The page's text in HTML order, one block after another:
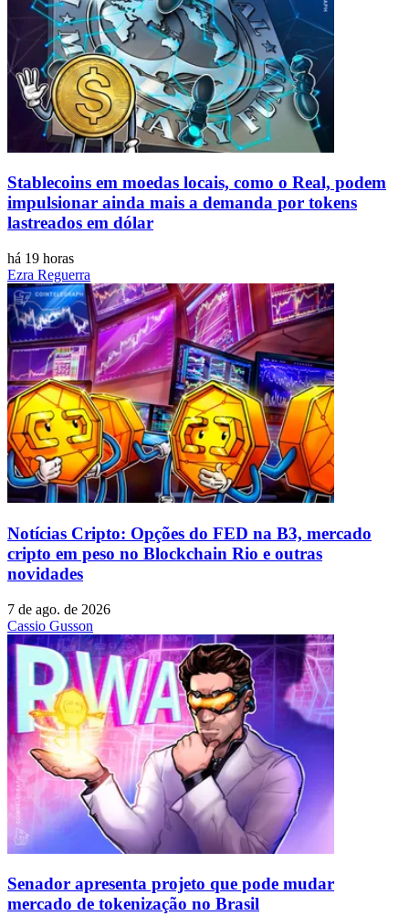
Stablecoins ​​em moedas locais, como o Real, podem
impulsionar ainda mais a demanda por tokens
lastreados em dólar
há 19 horas
Ezra Reguerra
Notícias Cripto: Opções do FED na B3, mercado
cripto em peso no Blockchain Rio e outras
novidades
7 de ago. de 2026
Cassio Gusson
Senador apresenta projeto que pode mudar
mercado de tokenização no Brasil